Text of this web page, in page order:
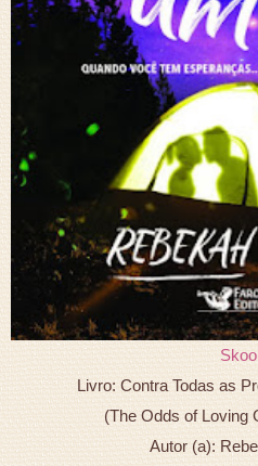
Livro: Contra Todas as
(The Odds of Loving
Autor (a):